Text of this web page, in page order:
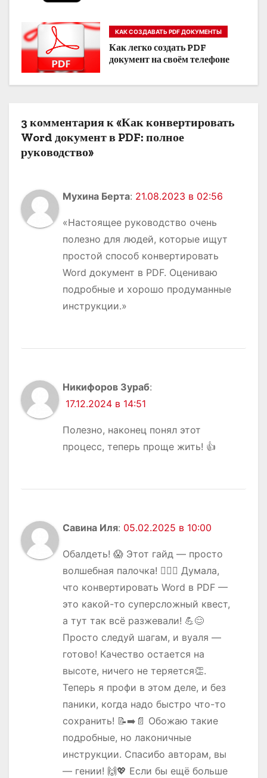
о
з
а
и
с
м
КАК СОЗДАВАТЬ PDF ДОКУМЕНТЫ
Как легко создать PDF
документ на своём телефоне
3 комментария к «Как конвертировать
Word документ в PDF: полное
руководство»
Мухина Берта: 21.08.2023 в 02:56
«Настоящее руководство очень
полезно для людей, которые ищут
простой способ конвертировать
Word документ в PDF. Оцениваю
подробные и хорошо продуманные
инструкции.»
Никифоров Зураб:
17.12.2024 в 14:51
Полезно, наконец понял этот
процесс, теперь проще жить! 👍
Савина Иля: 05.02.2025 в 10:00
Обалдеть! 😱 Этот гайд — просто
волшебная палочка! 🧙‍♀️✨ Думала,
что конвертировать Word в PDF —
это какой-то суперсложный квест,
а тут так всё разжевали! 💪😊
Просто следуй шагам, и вуаля —
готово! Качество остается на
высоте, ничего не теряется👏.
Теперь я профи в этом деле, и без
паники, когда надо быстро что-то
сохранить! 📝➡️📄 Обожаю такие
подробные, но лаконичные
инструкции. Спасибо авторам, вы
— гении! 🙌💖 Если бы ещё больше